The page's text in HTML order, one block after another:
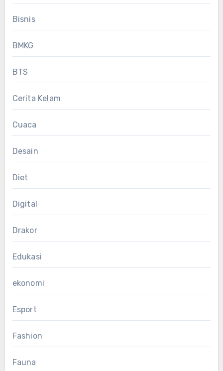
Bisnis
BMKG
BTS
Cerita Kelam
Cuaca
Desain
Diet
Digital
Drakor
Edukasi
ekonomi
Esport
Fashion
Fauna